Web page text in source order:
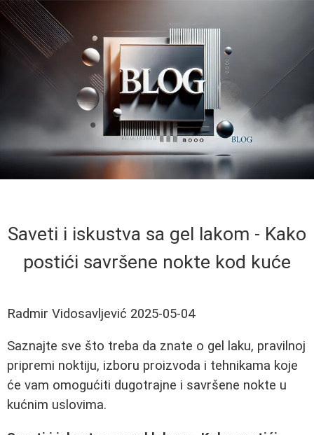
Saveti i iskustva sa gel lakom - Kako
postići savršene nokte kod kuće
Radmir Vidosavljević 2025-05-04
Saznajte sve što treba da znate o gel laku, pravilnoj
pripremi noktiju, izboru proizvoda i tehnikama koje
će vam omogućiti dugotrajne i savršene nokte u
kućnim uslovima.